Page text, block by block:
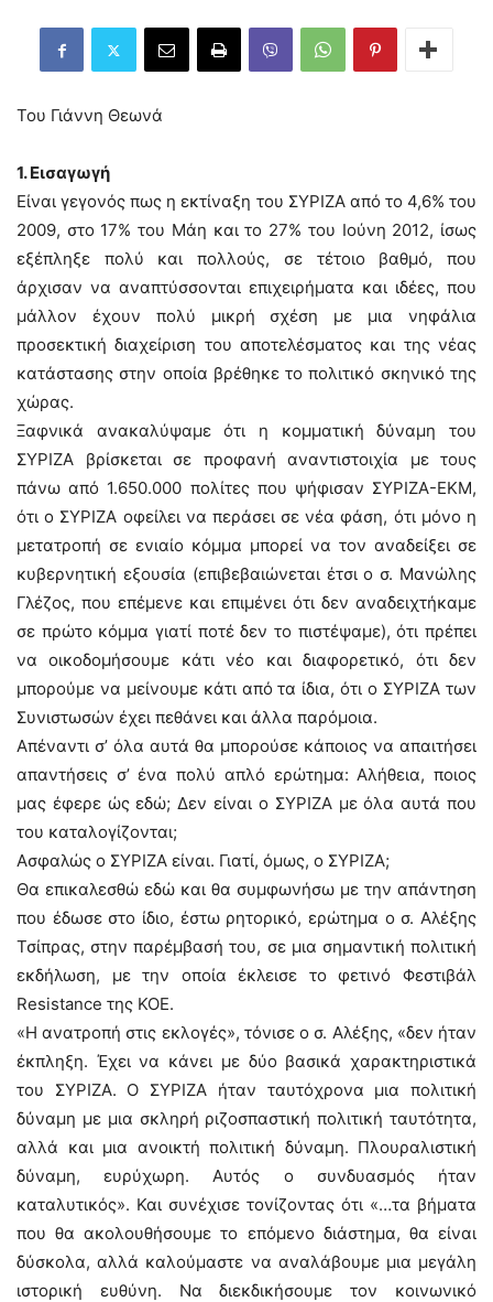
Του Γιάννη Θεωνά
1. Εισαγωγή
Είναι γεγονός πως η εκτίναξη του ΣΥΡΙΖΑ από το 4,6% του
2009, στο 17% του Μάη και το 27% του Ιούνη 2012, ίσως
εξέπληξε πολύ και πολλούς, σε τέτοιο βαθμό, που
άρχισαν να αναπτύσσονται επιχειρήματα και ιδέες, που
μάλλον έχουν πολύ μικρή σχέση με μια νηφάλια
προσεκτική διαχείριση του αποτελέσματος και της νέας
κατάστασης στην οποία βρέθηκε το πολιτικό σκηνικό της
χώρας.
Ξαφνικά ανακαλύψαμε ότι η κομματική δύναμη του
ΣΥΡΙΖΑ βρίσκεται σε προφανή αναντιστοιχία με τους
πάνω από 1.650.000 πολίτες που ψήφισαν ΣΥΡΙΖΑ-ΕΚΜ,
ότι ο ΣΥΡΙΖΑ οφείλει να περάσει σε νέα φάση, ότι μόνο η
μετατροπή σε ενιαίο κόμμα μπορεί να τον αναδείξει σε
κυβερνητική εξουσία (επιβεβαιώνεται έτσι ο σ. Μανώλης
Γλέζος, που επέμενε και επιμένει ότι δεν αναδειχτήκαμε
σε πρώτο κόμμα γιατί ποτέ δεν το πιστέψαμε), ότι πρέπει
να οικοδομήσουμε κάτι νέο και διαφορετικό, ότι δεν
μπορούμε να μείνουμε κάτι από τα ίδια, ότι ο ΣΥΡΙΖΑ των
Συνιστωσών έχει πεθάνει και άλλα παρόμοια.
Απέναντι σ’ όλα αυτά θα μπορούσε κάποιος να απαιτήσει
απαντήσεις σ’ ένα πολύ απλό ερώτημα: Αλήθεια, ποιος
μας έφερε ώς εδώ; Δεν είναι ο ΣΥΡΙΖΑ με όλα αυτά που
του καταλογίζονται;
Ασφαλώς ο ΣΥΡΙΖΑ είναι. Γιατί, όμως, ο ΣΥΡΙΖΑ;
Θα επικαλεσθώ εδώ και θα συμφωνήσω με την απάντηση
που έδωσε στο ίδιο, έστω ρητορικό, ερώτημα ο σ. Αλέξης
Τσίπρας, στην παρέμβασή του, σε μια σημαντική πολιτική
εκδήλωση, με την οποία έκλεισε το φετινό Φεστιβάλ
Resistance της ΚΟΕ.
«Η ανατροπή στις εκλογές», τόνισε ο σ. Αλέξης, «δεν ήταν
έκπληξη. Έχει να κάνει με δύο βασικά χαρακτηριστικά
του ΣΥΡΙΖΑ. Ο ΣΥΡΙΖΑ ήταν ταυτόχρονα μια πολιτική
δύναμη με μια σκληρή ριζοσπαστική πολιτική ταυτότητα,
αλλά και μια ανοικτή πολιτική δύναμη. Πλουραλιστική
δύναμη, ευρύχωρη. Αυτός ο συνδυασμός ήταν
καταλυτικός». Και συνέχισε τονίζοντας ότι «…τα βήματα
που θα ακολουθήσουμε το επόμενο διάστημα, θα είναι
δύσκολα, αλλά καλούμαστε να αναλάβουμε μια μεγάλη
ιστορική ευθύνη. Να διεκδικήσουμε τον κοινωνικό